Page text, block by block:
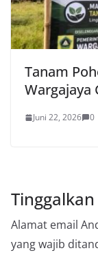
Tanam
Wargajaya
Juni 22, 2026 0
Alamat email
yang wajib